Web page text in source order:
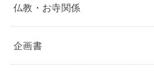
仏教・お寺関係
企画書